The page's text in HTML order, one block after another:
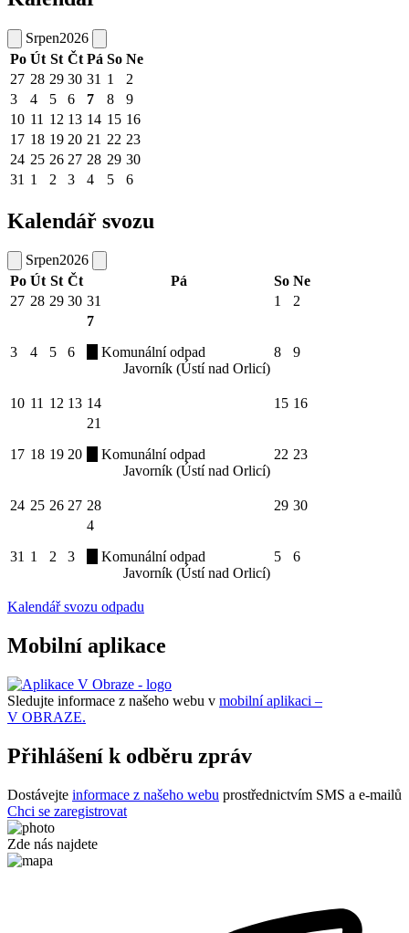
Srpen2026
Po Út St Čt Pá So Ne
27 28 29 30 31 1
2
3
4 5 6 7 8
9
10 11 12 13 14 15 16
17 18 19 20 21 22 23
24 25 26 27 28 29 30
31 1 2 3 4 5 6
Kalendář svozu
Srpen2026
Po Út St Čt Pá So Ne
27 28 29 30 31 1 2
3 4 5 6
7
Komunální odpad
Javorník (Ústí nad Orlicí)
8 9
10 11 12 13 14 15 16
17 18 19 20
21
Komunální odpad
Javorník (Ústí nad Orlicí)
22 23
24 25 26 27 28 29 30
31 1 2 3
4
Komunální odpad
Javorník (Ústí nad Orlicí)
5 6
Kalendář svozu odpadu
Mobilní aplikace
Sledujte informace z našeho webu v mobilní aplikaci –
V OBRAZE.
Přihlášení k odběru zpráv
Dostávejte informace z našeho webu prostřednictvím SMS a e-mailů
Chci se zaregistrovat
Zde nás najdete